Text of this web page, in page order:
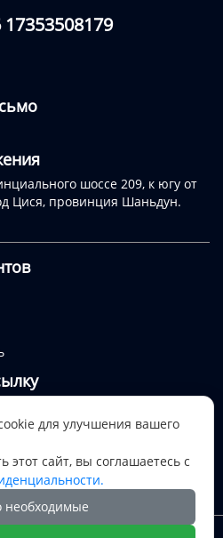
17353508179
шоссе 209, к югу от
Цися, провинция Шаньдун.

для улучшения вашего
этот сайт, вы соглашаетесь с
необходимые